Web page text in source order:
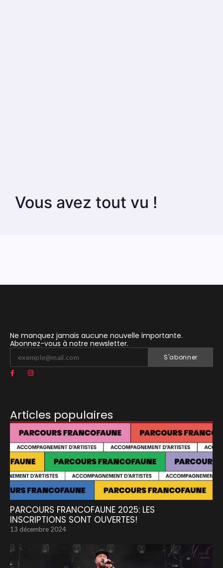
Vous avez tout vu !
Ne manquez jamais aucune nouvelle importante.
Abonnez-vous à notre newsletter.
S'abonner
Articles populaires
PARCOURS FRANCOFAUNE 2025: LES
INSCRIPTIONS SONT OUVERTES!
13 décembre 2024